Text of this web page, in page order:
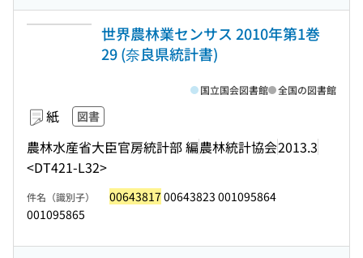
世界農林業センサス 2010年第1巻
29 (奈良県統計書)
紙 図書
農林水産省大臣官房統計部 編農林統計協会2013.3
<DT421-L32>
国立国会図書館 全国の図書館
件名（識別子） 00643817 00643823 001095864
001095865